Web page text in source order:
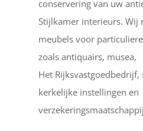
conservering van uw
Stijlkamer interieurs. Wij
meubels voor
zoals antiquairs, musea,
Het Rijksvastgoedbedrijf,
kerkelijke instellingen en